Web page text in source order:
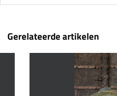
Gerelateerde artikelen